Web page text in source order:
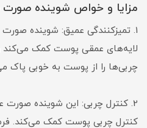
مزایا و خواص شوینده صورت
1. تمیزکنندگی عمیق: شوینده صورت
لایه‌های عمقی پوست کمک می‌کند
چربی‌ها را از پوست به خوبی پاک
2. کنترل چربی: این شوینده صورت
کنترل چربی پوست کمک می‌کند.